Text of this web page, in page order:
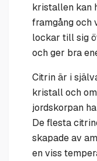
kristallen kan
framgång och
lockar till sig
och ger bra
Citrin är i
kristall och
jordskorpan
De flesta
skapade av
en viss